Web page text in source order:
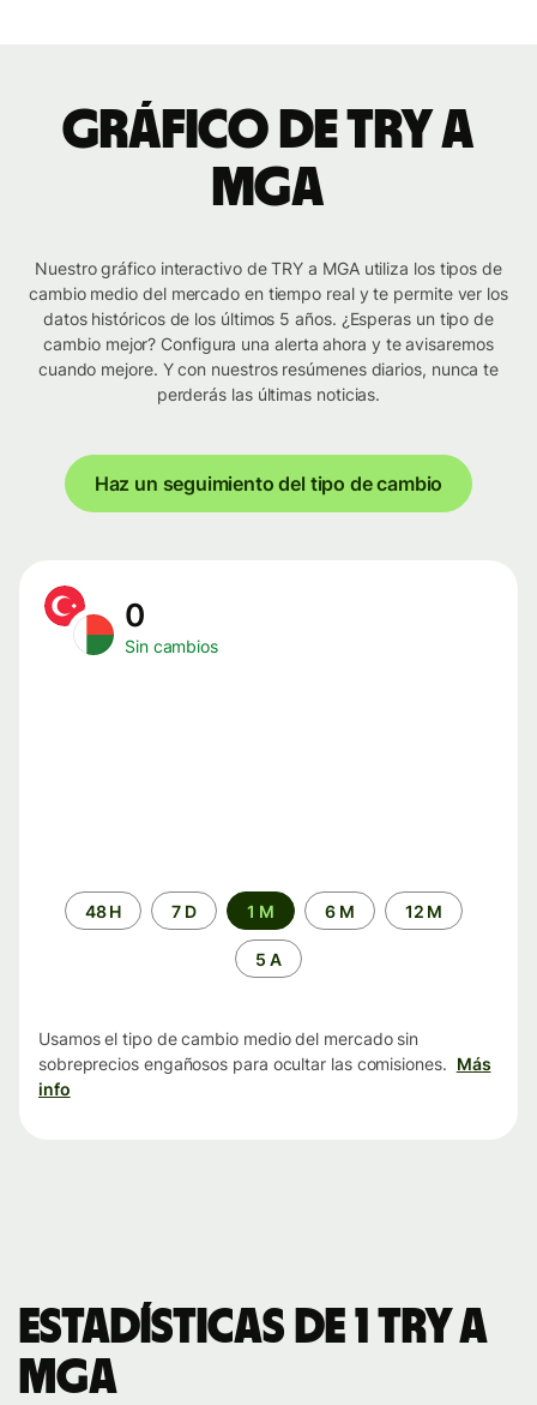
Gráfico de TRY a
MGA
Nuestro gráfico interactivo de TRY a MGA utiliza los tipos de
cambio medio del mercado en tiempo real y te permite ver los
datos históricos de los últimos 5 años. ¿Esperas un tipo de
cambio mejor? Configura una alerta ahora y te avisaremos
cuando mejore. Y con nuestros resúmenes diarios, nunca te
perderás las últimas noticias.
Haz un seguimiento del tipo de cambio
0
Sin cambios
Periodo48 H 7 D 1 M 6 M 12 M
5 A
Usamos el tipo de cambio medio del mercado sin
sobreprecios engañosos para ocultar las comisiones. Más
info
Estadísticas de 1 TRY a
MGA